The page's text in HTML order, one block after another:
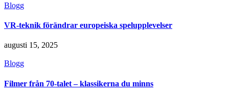
Blogg
VR-teknik förändrar europeiska spelupplevelser
augusti 15, 2025
Blogg
Filmer från 70-talet – klassikerna du minns